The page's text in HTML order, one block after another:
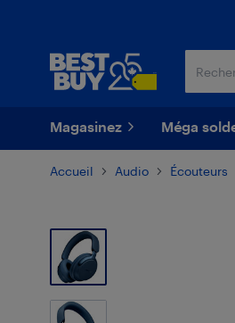
Magasinez Méga
Accueil Audio Écouteurs